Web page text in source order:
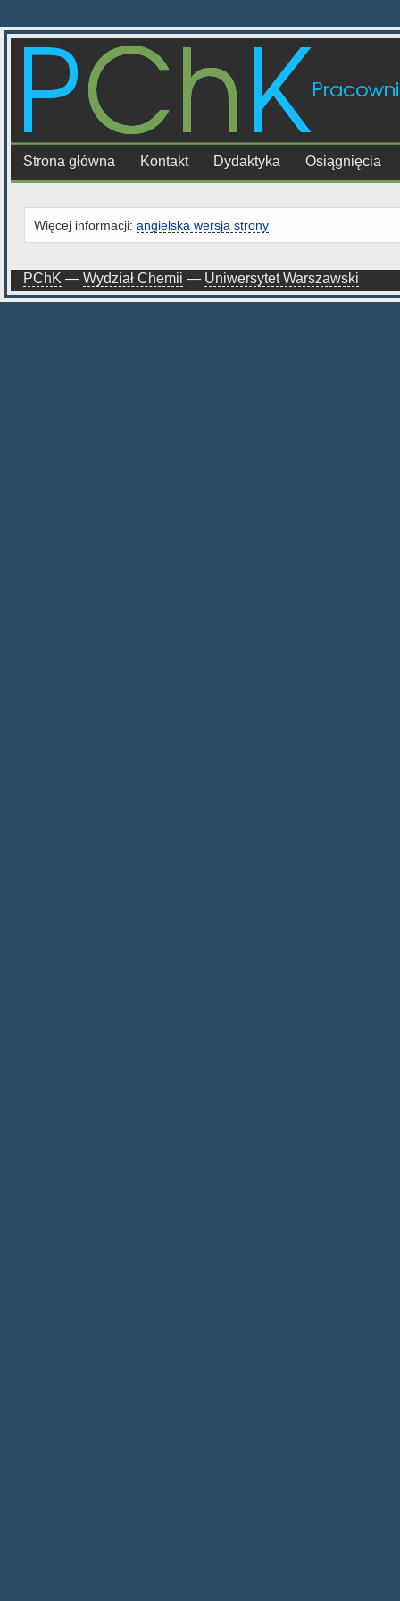
Strona główna Kontakt Dydaktyka Osiągnięcia
Więcej informacji: angielska wersja strony
PChK — Wydział Chemii — Uniwersytet Warszawski